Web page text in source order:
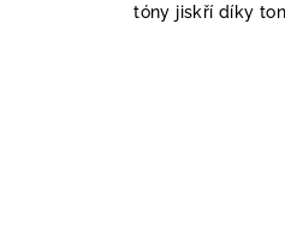
tóny jiskří díky